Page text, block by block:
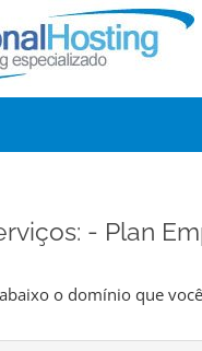
- Plan
o domínio que